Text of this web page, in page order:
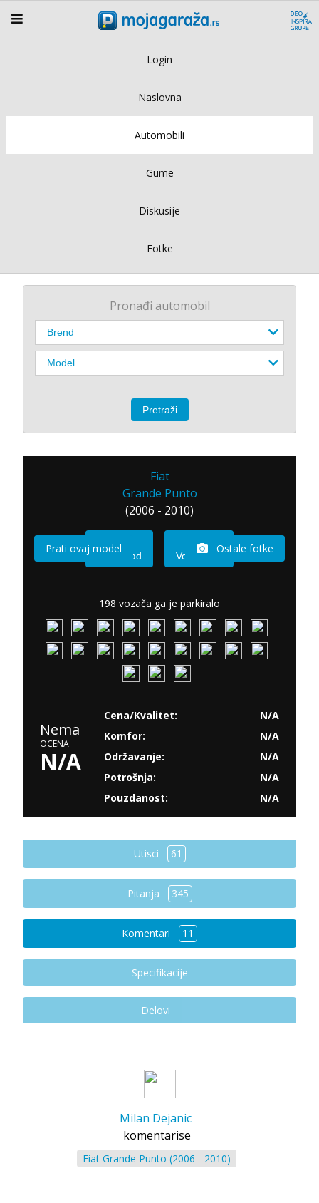
Login
Naslovna
Automobili
Gume
Diskusije
Fotke
Pronađi automobil
Fiat
Grande Punto
(2006 - 2010)
Imam sad Vozio sam
Prati ovaj model Ostale fotke
198 vozača ga je parkiralo
Nema
OCENA
N/A
Cena/Kvalitet:
N/A
Komfor:
N/A
Održavanje:
N/A
Potrošnja:
N/A
Pouzdanost:
N/A
Utisci 61
Pitanja 345
Komentari 11
Specifikacije
Delovi
Milan Dejanic
komentarise
Fiat Grande Punto (2006 - 2010)